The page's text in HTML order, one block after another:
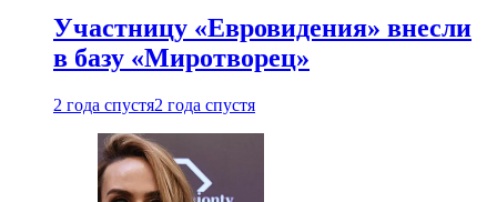
Участницу «Евровидения» внесли
в базу «Миротворец»
2 года спустя2 года спустя